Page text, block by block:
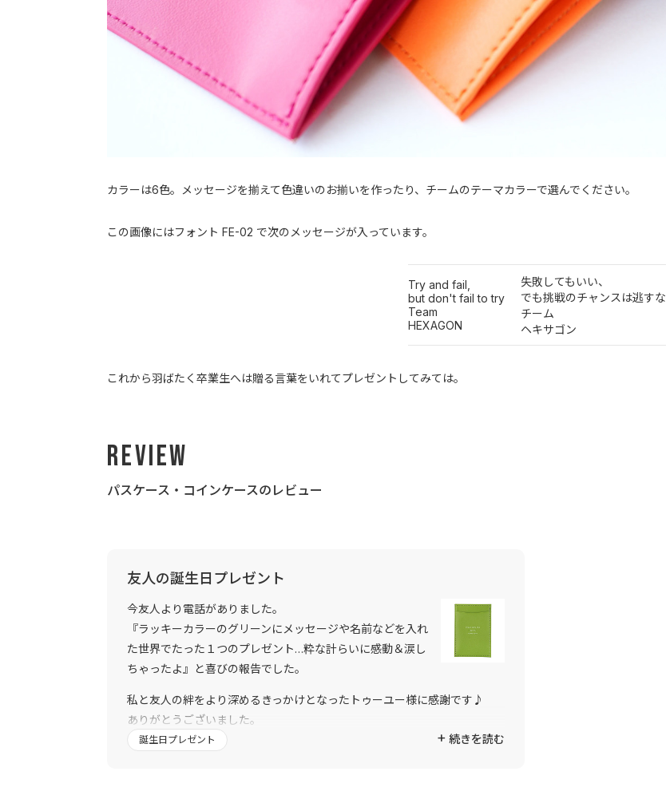
カラーは6色。メッセージを揃えて色違いのお揃いを作ったり、チームのテーマカラーで選んでください。
この画像にはフォント FE-02 で次のメッセージが入っています。
Try and fail,
but don't fail to try
Team
HEXAGON
失敗してもいい、
でも挑戦のチャンスは逃すな
チーム
ヘキサゴン
これから羽ばたく卒業生へは贈る言葉をいれてプレゼントしてみては。
Review
パスケース・コインケースのレビュー
友人の誕生日プレゼント
今友人より電話がありました。
『ラッキーカラーのグリーンにメッセージや名前などを入れ
た世界でたった１つのプレゼント…粋な計らいに感動＆涙し
ちゃったよ』と喜びの報告でした。
私と友人の絆をより深めるきっかけとなったトゥーユー様に感謝です♪
ありがとうございました。
続きを読む
誕生日プレゼント